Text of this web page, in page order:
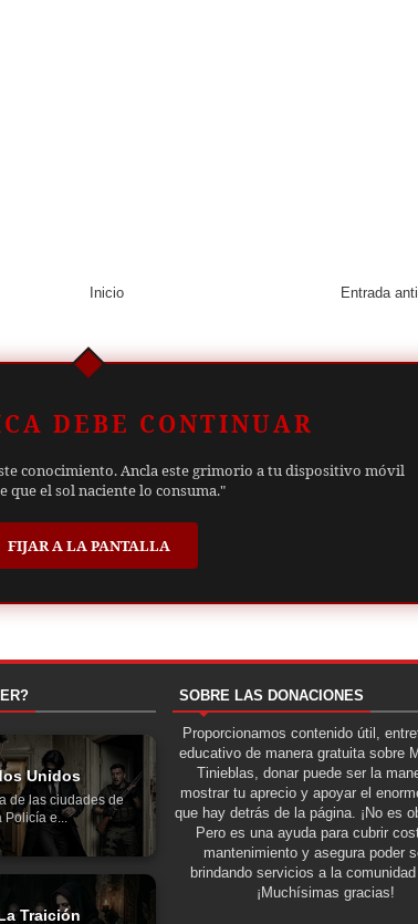
Entrada
Inicio
DEBE CONTINUAR
conocimiento. Ancla este grimorio a tu dispositivo móvil
que el sol naciente lo consuma."
FIJAR A LA PANTALLA
Unidos
de las ciudades de
Policía e...
Traición
SOBRE LAS DONACIONES
Proporcionamos contenido útil,
educativo de manera gratuita sobre
Tinieblas, donar puede ser la
mostrar tu aprecio y apoyar el
que hay detrás de la página. ¡No es
Pero es una ayuda para cubrir
mantenimiento y asegura poder
brindando servicios a la comunidad
¡Muchísimas gracias!